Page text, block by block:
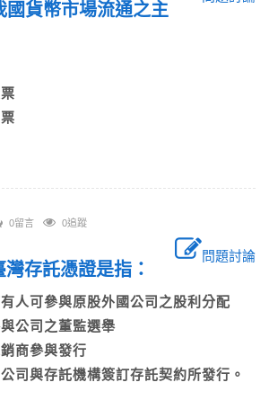
國貨幣市場流通之主
票
票
0留言 0追蹤
問題討論
灣存託憑證是指：
人可參與原股外國公司之股利分配
公司之董監選舉
商參與發行
司與存託機構簽訂存託契約所發行。